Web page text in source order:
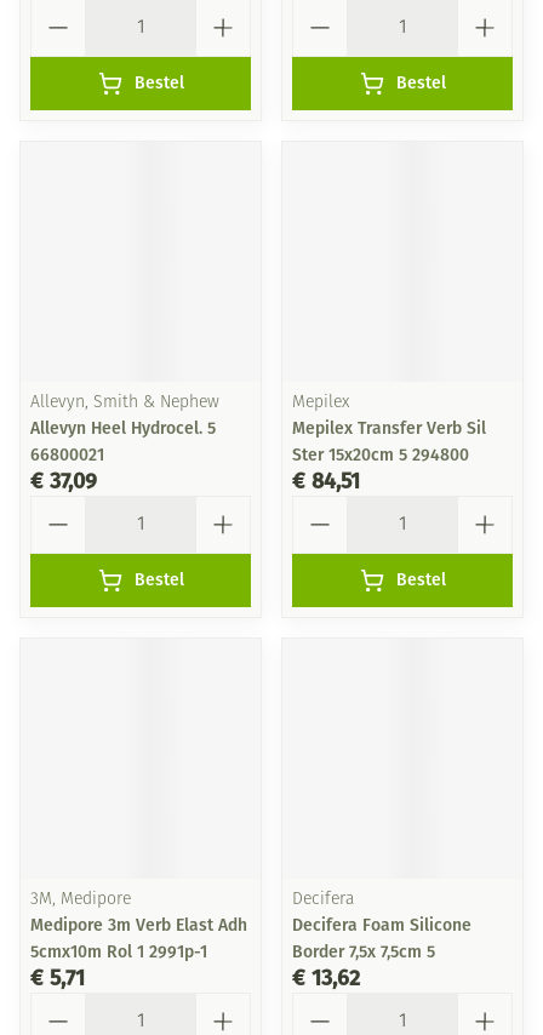
Bestel Bestel
Allevyn, Smith & Nephew
Allevyn Heel Hydrocel. 5
66800021
€ 37,09
Bestel
Mepilex
Mepilex Transfer Verb Sil
Ster 15x20cm 5 294800
€ 84,51
Bestel
3M, Medipore
Medipore 3m Verb Elast Adh
5cmx10m Rol 1 2991p-1
€ 5,71
Decifera
Decifera Foam Silicone
Border 7,5x 7,5cm 5
€ 13,62